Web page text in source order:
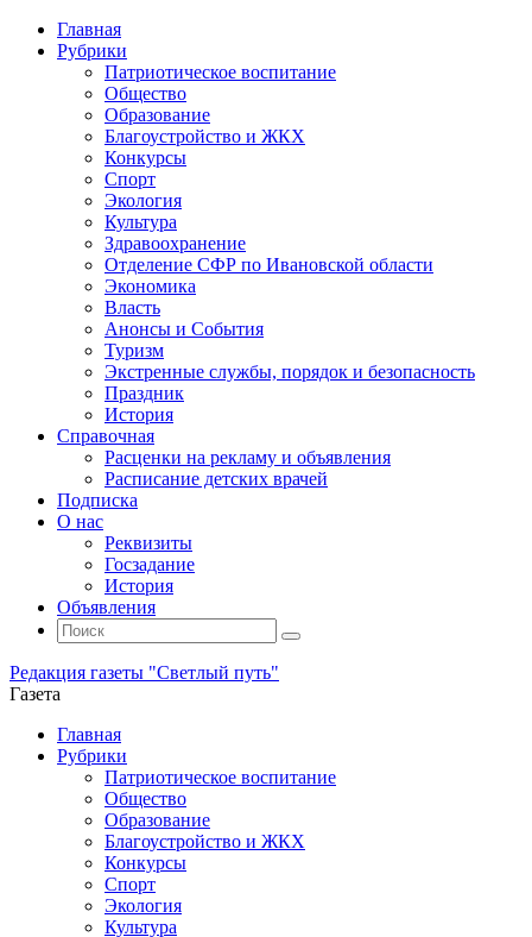
Главная
Рубрики
Патриотическое воспитание
Общество
Образование
Благоустройство и ЖКХ
Конкурсы
Спорт
Экология
Культура
Здравоохранение
Отделение СФР по Ивановской области
Экономика
Власть
Анонсы и События
Туризм
Экстренные службы, порядок и безопасность
Праздник
История
Справочная
Расценки на рекламу и объявления
Расписание детских врачей
Подписка
О нас
Реквизиты
Госзадание
История
Объявления
Поиск
Искать:
Поиск
Редакция газеты "Светлый путь"
Газета
Промотать
содержимому
Главная
Рубрики
Патриотическое воспитание
Общество
Образование
Благоустройство и ЖКХ
Конкурсы
Спорт
Экология
Культура